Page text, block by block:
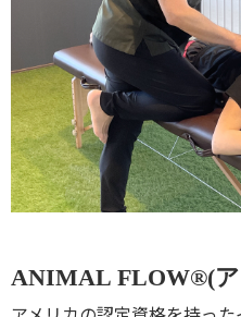
ANIMAL FLOW®︎(